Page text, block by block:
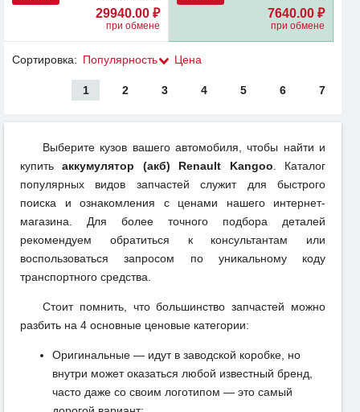
29940.00 ₽
при обмене
7640.00 ₽
при обмене
Сортировка: Популярность Цена
1 2 3 4 5 6 7
Выберите кузов вашего автомобиля, чтобы найти и
купитьаккумулятор (акб) Renault Kangoo. Каталог
популярных видов запчастей служит для быстрого
поиска и ознакомления с ценами нашего интернет-
магазина. Для более точного подбора деталей
рекомендуем обратиться к консультантам или
воспользоваться запросом по уникальному коду
транспортного средства.
Стоит помнить, что большинство запчастей можно
разбить на 4 основные ценовые категории:
Оригинальные — идут в заводской коробке, но
внутри может оказаться любой известный бренд,
часто даже со своим логотипом — это самый